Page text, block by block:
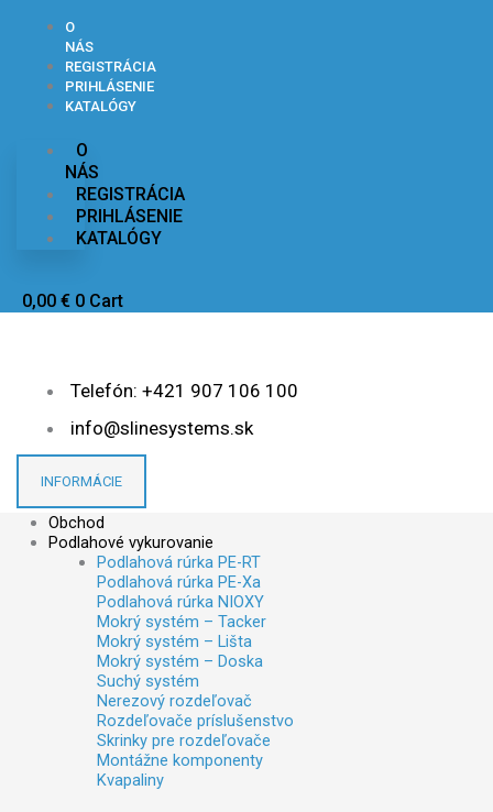
O
NÁS
REGISTRÁCIA
PRIHLÁSENIE
KATALÓGY
O
NÁS
REGISTRÁCIA
PRIHLÁSENIE
KATALÓGY
0,00 € 0 Cart
Telefón: +421 907 106 100
info@slinesystems.sk
INFORMÁCIE
Obchod
Podlahové vykurovanie
Podlahová rúrka PE-RT
Podlahová rúrka PE-Xa
Podlahová rúrka NIOXY
Mokrý systém – Tacker
Mokrý systém – Lišta
Mokrý systém – Doska
Suchý systém
Nerezový rozdeľovač
Rozdeľovače príslušenstvo
Skrinky pre rozdeľovače
Montážne komponenty
Kvapaliny